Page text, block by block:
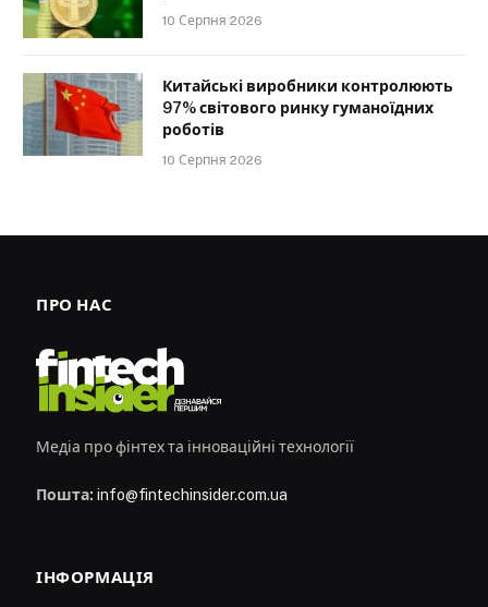
10 Серпня 2026
Китайські виробники контролюють
97% світового ринку гуманоїдних
роботів
10 Серпня 2026
ПРО НАС
Медіа про фінтех та інноваційні технології
Пошта: info@fintechinsider.com.ua
ІНФОРМАЦІЯ